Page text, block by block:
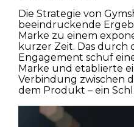
Die Strategie von
beeindruckende
Marke zu einem
kurzer Zeit. Das
Engagement schuf
Marke und etablierte
Verbindung zwischen
dem Produkt – ein